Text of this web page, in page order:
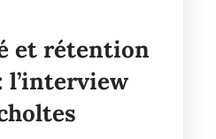
et rétention
l’interview